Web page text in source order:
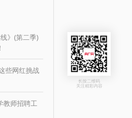
》(第二季)
些网红挑战
教师招聘工
长按二维码
关注精彩内容